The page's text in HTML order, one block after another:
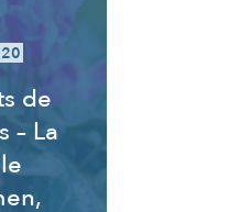
de
– La